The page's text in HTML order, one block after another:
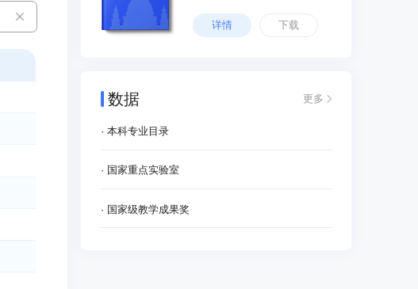
详情 下载
数据 更多
· 本科专业目录
· 国家重点实验室
· 国家级教学成果奖